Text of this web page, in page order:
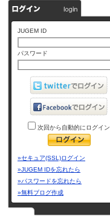
JUGEM ID
パスワード
次回から自動的にログイン
»セキュア(SSL)ログイン
»JUGEM IDを忘れたら
»パスワードを忘れたら
»無料ブログ作成